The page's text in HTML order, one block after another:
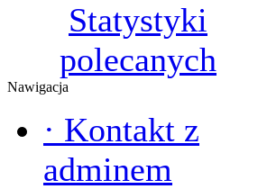
Statystyki
polecanych
Nawigacja
· Kontakt z
adminem